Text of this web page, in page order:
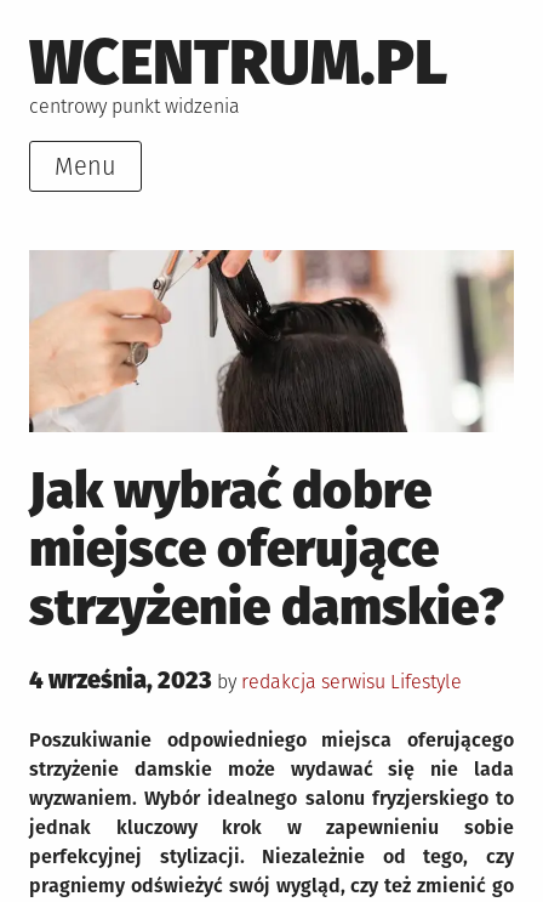
to
content
WCENTRUM.PL
centrowy punkt widzenia
Menu
Jak wybrać dobre
miejsce oferujące
strzyżenie damskie?
Posted
4 września, 2023 by redakcja serwisu Posted
Lifestyle
Poszukiwanie odpowiedniego miejsca oferującego
strzyżenie damskie może wydawać się nie lada
wyzwaniem. Wybór idealnego salonu fryzjerskiego to
jednak kluczowy krok w zapewnieniu sobie
perfekcyjnej stylizacji. Niezależnie od tego, czy
pragniemy odświeżyć swój wygląd, czy też zmienić go